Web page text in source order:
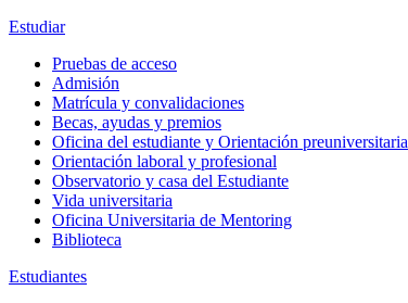
Estudiar
Pruebas de acceso
Admisión
Matrícula y convalidaciones
Becas, ayudas y premios
Oficina del estudiante y Orientación preuniversitaria
Orientación laboral y profesional
Observatorio y casa del Estudiante
Vida universitaria
Oficina Universitaria de Mentoring
Biblioteca
Estudiantes